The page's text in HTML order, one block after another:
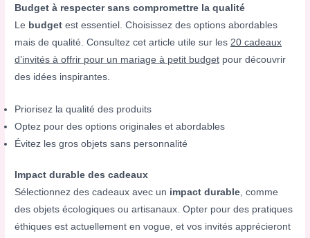
Budget à respecter sans compromettre la qualité
Le budget est essentiel. Choisissez des options abordables
mais de qualité. Consultez cet article utile sur les 20 cadeaux
d’invités à offrir pour un mariage à petit budget pour découvrir
des idées inspirantes.
Priorisez la qualité des produits
Optez pour des options originales et abordables
Évitez les gros objets sans personnalité
Impact durable des cadeaux
Sélectionnez des cadeaux avec un impact durable, comme
des objets écologiques ou artisanaux. Opter pour des pratiques
éthiques est actuellement en vogue, et vos invités apprécieront